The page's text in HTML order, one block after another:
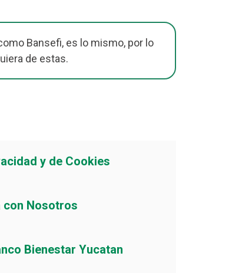
Bansefi, es lo mismo, por lo
de estas.
y de Cookies
con Nosotros
Bienestar Yucatan